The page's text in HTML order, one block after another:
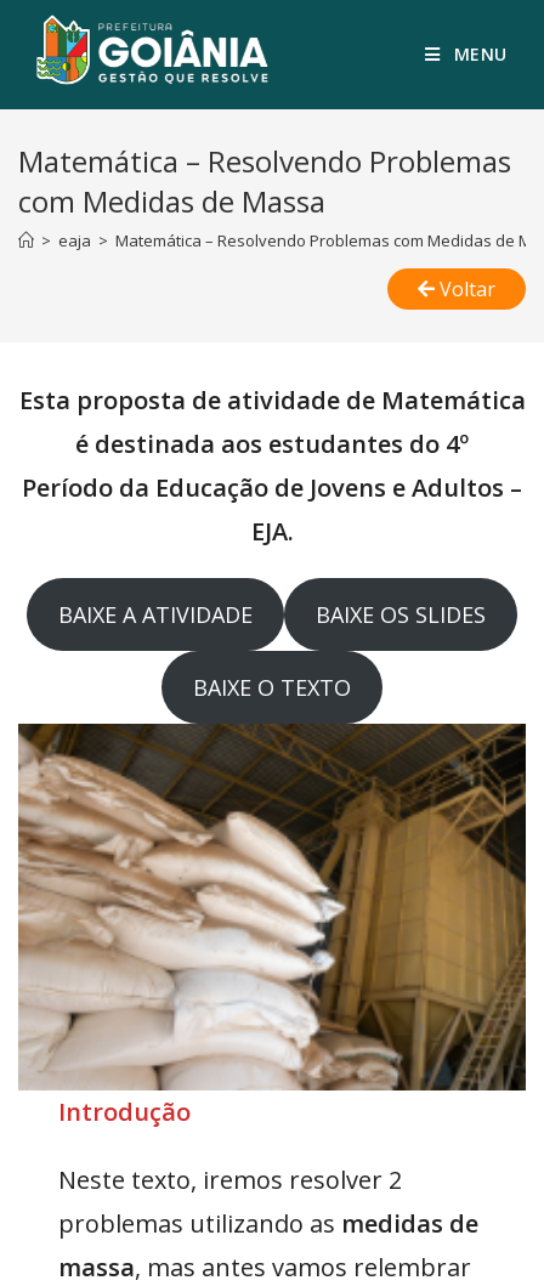
MENU
Matemática – Resolvendo Problemas
com Medidas de Massa
> eaja > Matemática – Resolvendo Problemas com Medidas de
Voltar
Esta proposta de atividade de Matemática
é destinada aos estudantes do 4º
Período da Educação de Jovens e Adultos –
EJA.
BAIXE A ATIVIDADE BAIXE OS SLIDES
BAIXE O TEXTO
Introdução
Neste texto, iremos resolver 2
problemas utilizando as medidas de
massa, mas antes vamos relembrar